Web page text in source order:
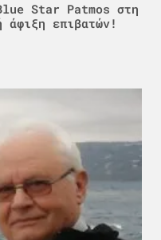
Star Patmos στη
άφιξη επιβατών!